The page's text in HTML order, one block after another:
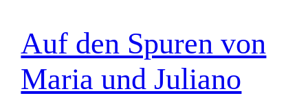
Auf den Spuren von
Maria und Juliano